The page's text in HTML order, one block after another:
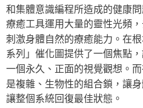
和集體意識編程所造成的健康
療癒工具運用大量的靈性光頻
刺激身體自然的療癒能力。在
系列」催化圖提供了一個焦點
一個永久、正面的視覺觀想。
是複雜、生物性的組合鎖，讓
讓整個系統回復最佳狀態。